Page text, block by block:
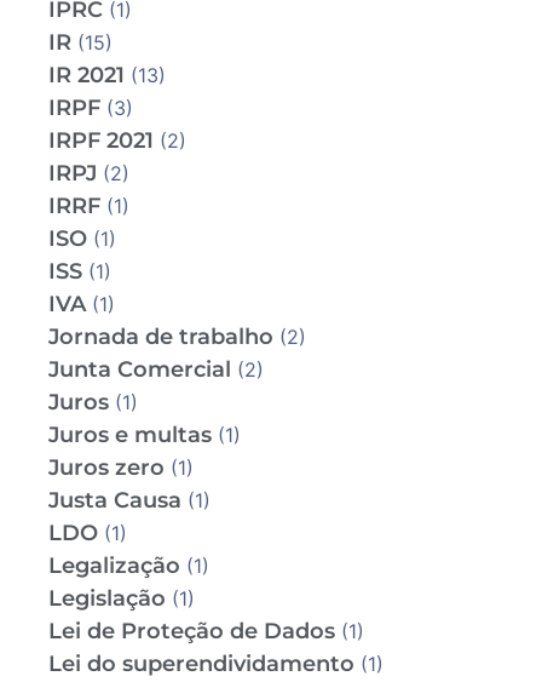
IPRC (1)
IR (15)
IR 2021 (13)
IRPF (3)
IRPF 2021 (2)
IRPJ (2)
IRRF (1)
ISO (1)
ISS (1)
IVA(1)
Jornada de trabalho (2)
Junta Comercial (2)
Juros (1)
Juros e multas (1)
Juros zero (1)
Justa Causa (1)
LDO (1)
Legalização (1)
Legislação (1)
Lei de Proteção de Dados (1)
Lei do superendividamento (1)